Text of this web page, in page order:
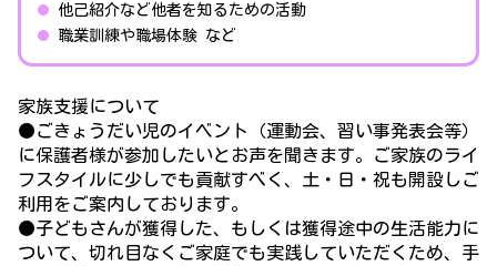
他己紹介など他者を知るための活動
職業訓練や職場体験 など
家族支援について
●ごきょうだい児のイベント（運動会、習い事発表会等）
に保護者様が参加したいとお声を聞きます。ご家族のライ
フスタイルに少しでも貢献すべく、土・日・祝も開設しご
利用をご案内しております。
●子どもさんが獲得した、もしくは獲得途中の生活能力に
ついて、切れ目なくご家庭でも実践していただくため、手